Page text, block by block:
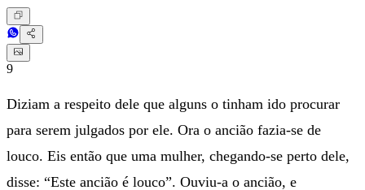
9
Diziam a respeito dele que alguns o tinham ido procurar
para serem julgados por ele. Ora o ancião fazia-se de
louco. Eis então que uma mulher, chegando-se perto dele,
disse: “Este ancião é louco”. Ouviu-a o ancião, e